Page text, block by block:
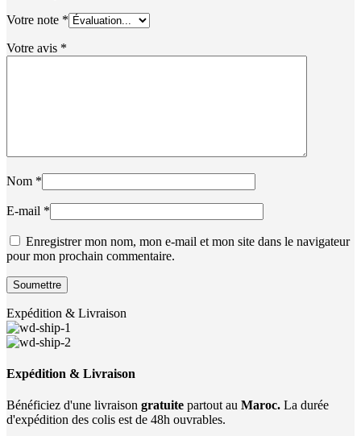
Votre note *
Votre avis *
Nom *
E-mail *
Enregistrer mon nom, mon e-mail et mon site dans le navigateur
pour mon prochain commentaire.
Expédition & Livraison
Expédition & Livraison
Bénéficiez d'une livraison gratuite partout au Maroc. La durée
d'expédition des colis est de 48h ouvrables.